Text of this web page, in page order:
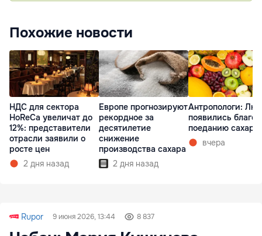
Похожие новости
НДС для сектора
HoReCa увеличат до
12%: представители
отрасли заявили о
росте цен
2 дня назад
Европе прогнозируют
рекордное за
десятилетие
снижение
производства сахара
2 дня назад
Антропологи:
появились
поеданию сахара
вчера
Rupor 9 июня 2026, 13:44 8 837